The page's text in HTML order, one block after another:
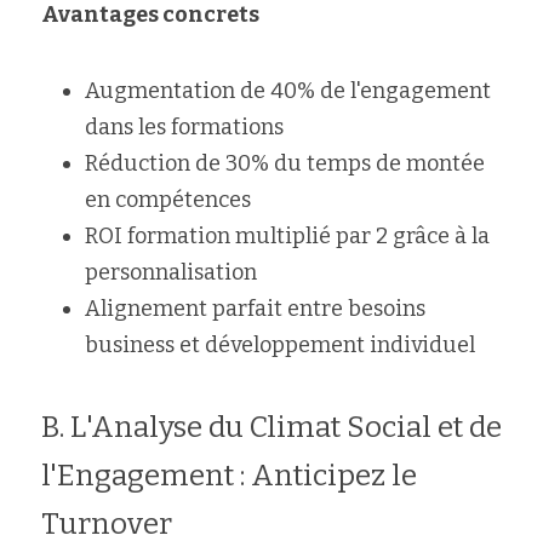
Avantages concrets
Augmentation de 40% de l'engagement
dans les formations
Réduction de 30% du temps de montée
en compétences
ROI formation multiplié par 2 grâce à la
personnalisation
Alignement parfait entre besoins
business et développement individuel
B. L'Analyse du Climat Social et de
l'Engagement : Anticipez le
Turnover